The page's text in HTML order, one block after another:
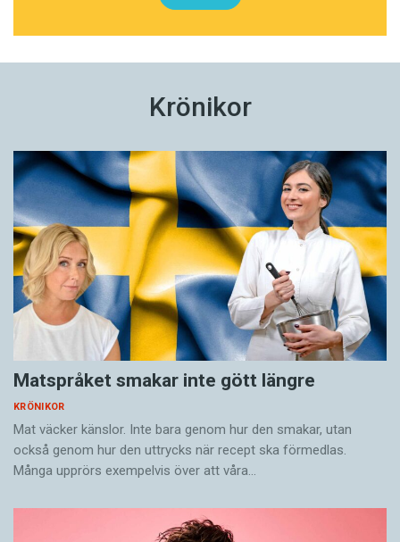
Krönikor
Matspråket smakar inte gött längre
KRÖNIKOR
Mat väcker känslor. Inte bara genom hur den smakar, utan
också genom hur den uttrycks när recept ska förmedlas.
Många upprörs exempelvis över att våra…